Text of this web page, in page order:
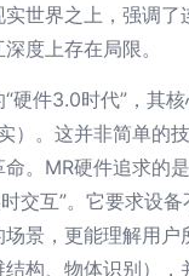
世界之上，强调了
度上存在局限。
硬件3.0时代”，其
）。这并非简单的
。MR硬件追求的
交互”。它要求设
景，更能理解用户
结构、物体识别）